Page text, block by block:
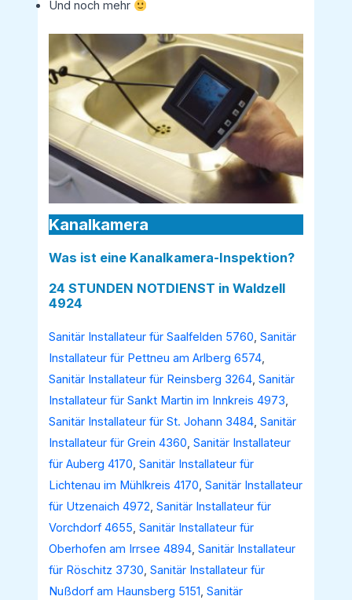
Und noch mehr
Kanalkamera
Was ist eine Kanalkamera-Inspektion?
24 STUNDEN NOTDIENST in Waldzell
4924
Sanitär Installateur für Saalfelden 5760,Sanitär
Installateur für Pettneu am Arlberg 6574,
Sanitär Installateur für Reinsberg 3264,Sanitär
Installateur für Sankt Martin im Innkreis 4973,
Sanitär Installateur für St. Johann 3484,Sanitär
Installateur für Grein 4360,Sanitär Installateur
für Auberg 4170,Sanitär Installateur für
Lichtenau im Mühlkreis 4170,Sanitär Installateur
für Utzenaich 4972,Sanitär Installateur für
Vorchdorf 4655,Sanitär Installateur für
Oberhofen am Irrsee 4894,Sanitär Installateur
für Röschitz 3730,Sanitär Installateur für
Nußdorf am Haunsberg 5151,Sanitär